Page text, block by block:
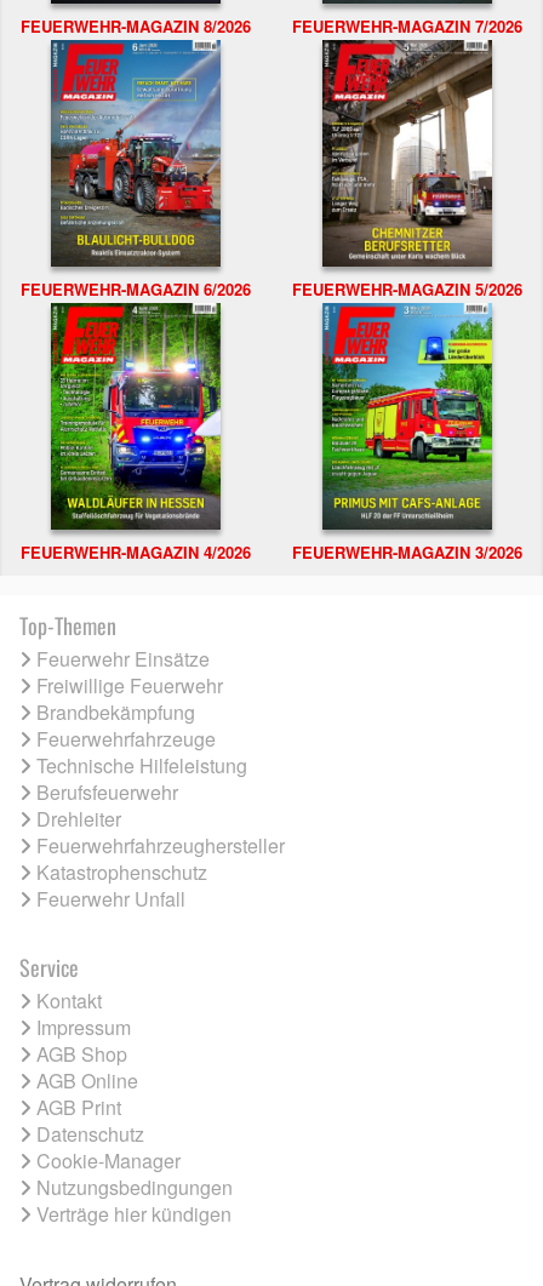
FEUERWEHR-MAGAZIN 8/2026 FEUERWEHR-MAGAZIN 7/2026
FEUERWEHR-MAGAZIN 6/2026 FEUERWEHR-MAGAZIN 5/2026
FEUERWEHR-MAGAZIN 4/2026 FEUERWEHR-MAGAZIN 3/2026
Top-Themen
Feuerwehr Einsätze
Freiwillige Feuerwehr
Brandbekämpfung
Feuerwehrfahrzeuge
Technische Hilfeleistung
Berufsfeuerwehr
Drehleiter
Feuerwehrfahrzeughersteller
Katastrophenschutz
Feuerwehr Unfall
Service
Kontakt
Impressum
AGB Shop
AGB Online
AGB Print
Datenschutz
Cookie-Manager
Nutzungsbedingungen
Verträge hier kündigen